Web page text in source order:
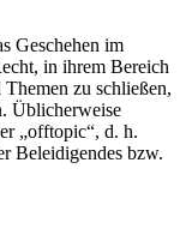
Geschehen im
in ihrem Bereich
zu schließen,
Üblicherweise
„offtopic“, d. h.
Beleidigendes bzw.